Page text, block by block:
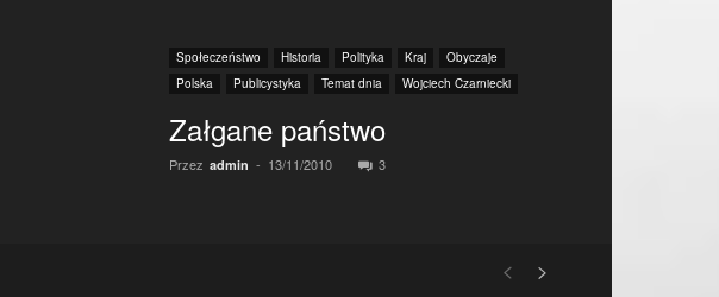
Społeczeństwo Historia Polityka Kraj
Obyczaje
Polska
Publicystyka Temat dnia Wojciech Czarniecki
Załgane państwo
Przez admin - 13/11/2010 3